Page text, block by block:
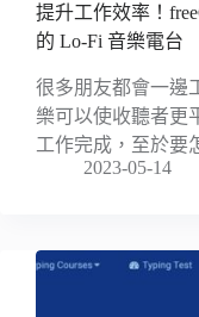
提升工作效率！
的 Lo-Fi 音樂電台
很多朋友都會一邊
樂可以使收聽者更
工作完成，至於要
2023-05-14